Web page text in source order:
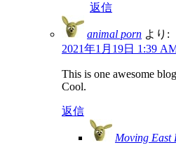
返信
animal porn より:
2021年1月19日 1:39
This is one awesome
Cool.
返信
Moving East